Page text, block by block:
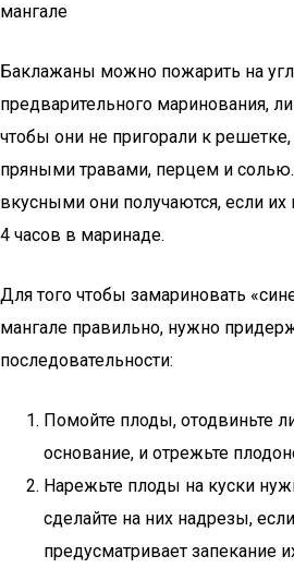
мангале
Баклажаны можно пожарить на
предварительного маринования,
чтобы они не пригорали к
пряными травами, перцем и
вкусными они получаются, если их
4 часов в маринаде.
Для того чтобы замариновать
мангале правильно, нужно
последовательности:
Помойте плоды, отодвиньте
основание, и отрежьте
Нарежьте плоды на куски
сделайте на них надрезы,
предусматривает запекание